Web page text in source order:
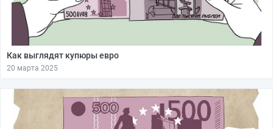
Как выглядят купюры евро
20 марта 2025